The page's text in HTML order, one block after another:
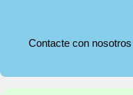
Contacte con